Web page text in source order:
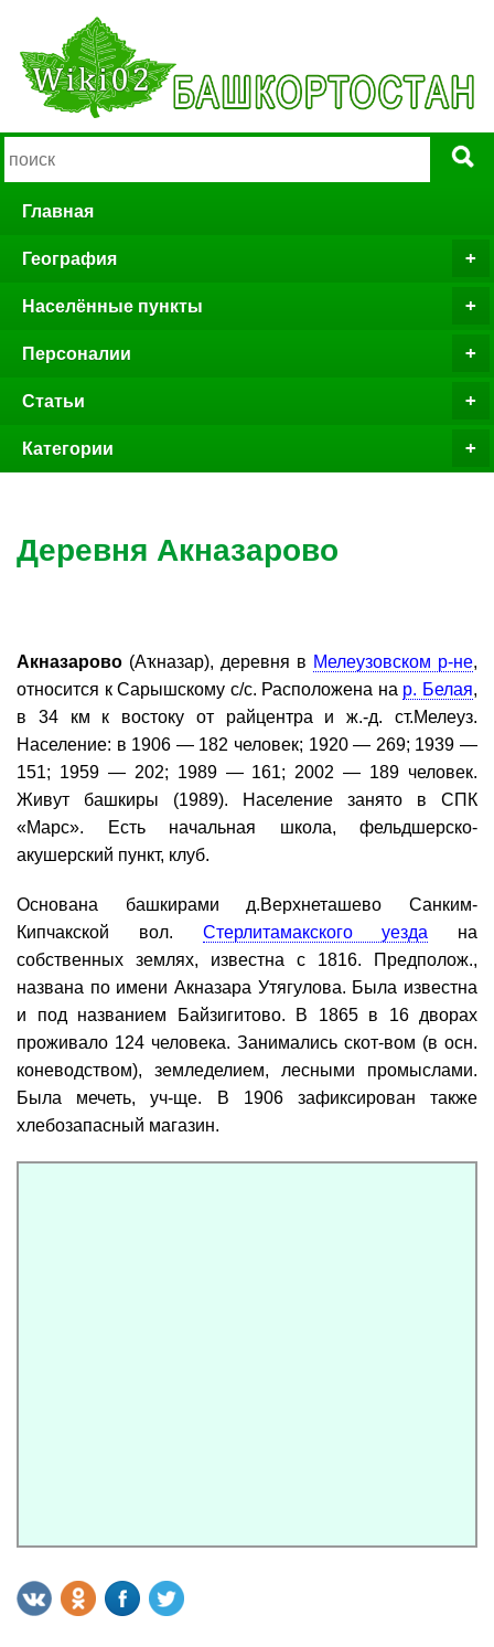
Главная
География
Населённые пункты
Персоналии
Статьи
Категории
Деревня Акназарово
Акназарово (Аҡназар), деревня в Мелеузовском р-не,
относится к Сарышскому с/с. Расположена на р. Белая,
в 34 км к востоку от райцентра и ж.-д. ст.Мелеуз.
Население: в 1906 — 182 человек; 1920 — 269; 1939 —
151; 1959 — 202; 1989 — 161; 2002 — 189 человек.
Живут башкиры (1989). Население занято в СПК
«Марс». Есть начальная школа, фельдшерско-
акушерский пункт, клуб.
Основана башкирами д.Верхнеташево Санким-
Кипчакской вол. Стерлитамакского уезда на
собственных землях, известна с 1816. Предполож.,
названа по имени Акназара Утягулова. Была известна
и под названием Байзигитово. В 1865 в 16 дворах
проживало 124 человека. Занимались скот-вом (в осн.
коневодством), земледелием, лесными промыслами.
Была мечеть, уч-ще. В 1906 зафиксирован также
хлебозапасный магазин.